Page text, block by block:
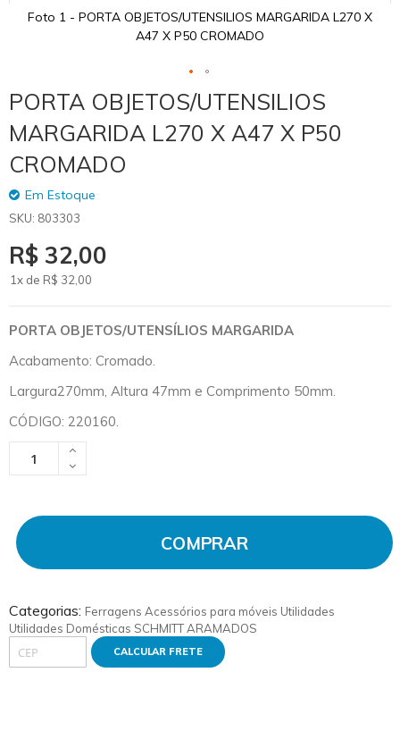
PORTA OBJETOS/UTENSILIOS
MARGARIDA L270 X A47 X P50
CROMADO
Em Estoque
SKU 803303
R$ 32,00
1x de R$ 32 ,00
PORTA OBJETOS/UTENSÍLIOS MARGARIDA
Acabamento: Cromado.
Largura270mm, Altura 47mm e Comprimento 50mm.
CÓDIGO: 220160.
COMPRAR
Categorias: Ferragens Acessórios para móveis Utilidades
Utilidades Domésticas SCHMITT ARAMADOS
CALCULAR FRETE
Foto 1 - PORTA OBJETOS/UTENSILIOS MARGARIDA L270 X
A47 X P50 CROMADO
Skip
to
the
beginning
of
the
images